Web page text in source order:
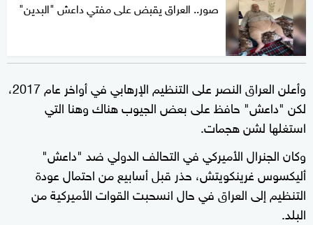
صور.. العراق يقبض على مفتي داعش "البدين"
وأعلن العراق النصر على التنظيم الإرهابي في أواخر عام 2017،
لكن "داعش" حافظ على بعض الجيوب هناك وهنا التي
استغلها لشن هجمات.
وكان الجنرال الأميركي في التحالف الدولي ضد "داعش"
أليكسوس غرينكويتش، حذر قبل أسابيع من احتمال عودة
التنظيم إلى العراق في حال انسحبت القوات الأميركية من
البلد.